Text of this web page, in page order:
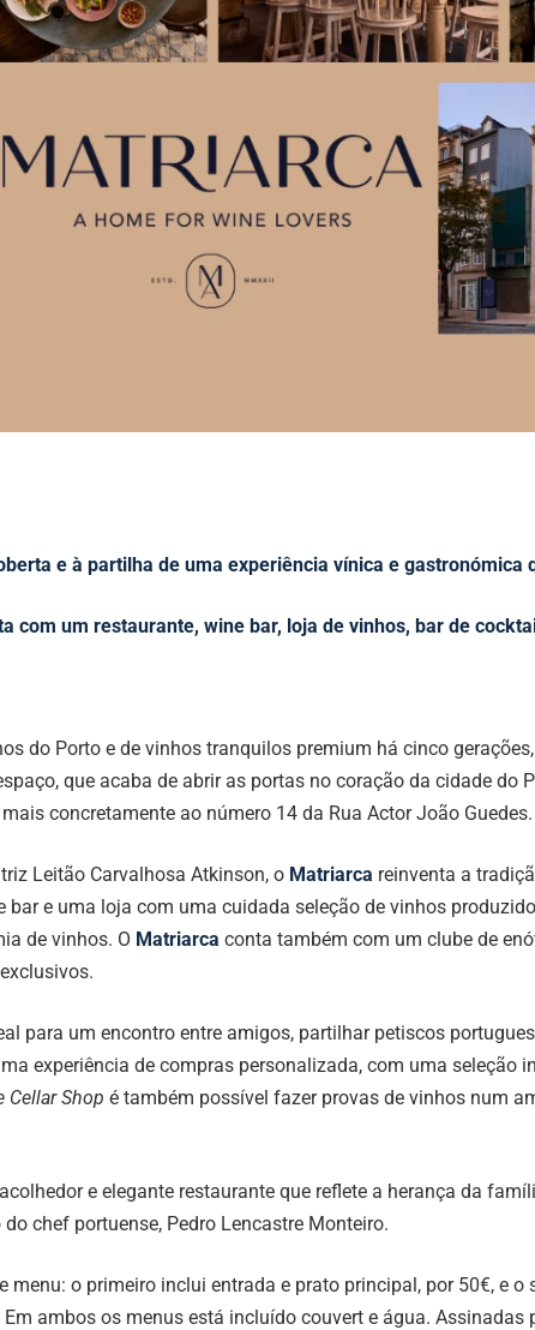
e à partilha de uma experiência vínica e gastronómica
com um restaurante, wine bar, loja de vinhos, bar de
do Porto e de vinhos tranquilos premium há cinco
que acaba de abrir as portas no coração da cidade do
concretamente ao número 14 da Rua Actor João Guedes.
Leitão Carvalhosa Atkinson, o Matriarca reinventa a
e uma loja com uma cuidada seleção de vinhos
de vinhos. O Matriarca conta também com um clube de
para um encontro entre amigos, partilhar petiscos
experiência de compras personalizada, com uma seleção
Cellar Shop é também possível fazer provas de vinhos num
e elegante restaurante que reflete a herança da
chef portuense, Pedro Lencastre Monteiro.
menu: o primeiro inclui entrada e prato principal, por 50€, e o
ambos os menus está incluído couvert e água. Assinadas